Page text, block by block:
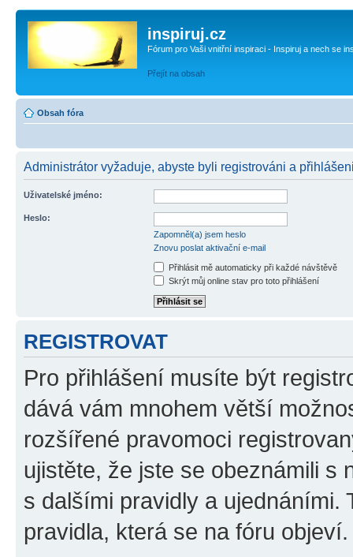
inspiruj.cz
Fórum pro Vaši vnitřní inspiraci - Inspiruj a nech se
Přejít na obsah
Obsah fóra
Administrátor vyžaduje, abyste byli registrováni a
Uživatelské jméno:
Heslo:
Zapomněl(a) jsem heslo
Znovu poslat aktivační e-mail
Přihlásit mě automaticky při každé návštěvě
Skrýt můj online stav pro toto přihlášení
REGISTROVAT
Pro přihlášení musíte být
dává vám mnohem větší
rozšířené pravomoci
ujistěte, že jste se obeznámili s
s dalšími pravidly a ujednáními.
pravidla, která se na fóru objeví.